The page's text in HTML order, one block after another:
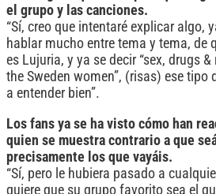
el grupo y las canciones.
“Sí, creo que intentaré explicar algo,
hablar mucho entre tema y tema, de
es Lujuria, y ya se decir “sex, drugs &
the Sweden women”, (risas) ese tipo
a entender bien”.
Los fans ya se ha visto cómo han
quien se muestra contrario a que
precisamente los que vayáis.
“Sí, pero le hubiera pasado a
quiere que su grupo favorito sea el